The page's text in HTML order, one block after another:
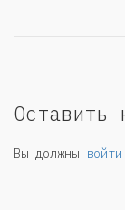
Оставить
Вы должны войти